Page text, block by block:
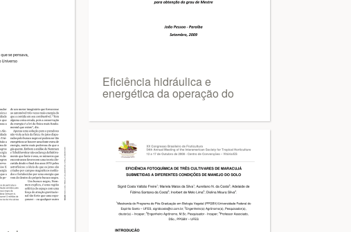
Eficiência hidráulica e
energética da operação do